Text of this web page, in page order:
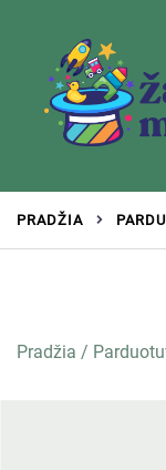
Žaislai
PRADŽIA
Pradžia /